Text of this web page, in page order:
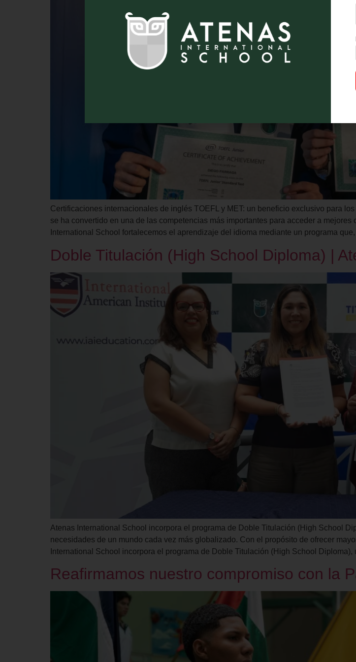
Certificaciones internacionales de inglés TOEFL y MET: un beneficio exclusivo para
se ha convertido en una de las competencias más importantes para acceder a
International School fortalecemos el aprendizaje del idioma mediante un programa
Doble Titulación (High School Diploma) |
Atenas International School incorpora el programa de Doble Titulación (High School
necesidades de un mundo cada vez más globalizado. Con el propósito de ofrecer
International School incorpora el programa de Doble Titulación (High School
Reafirmamos nuestro compromiso con la